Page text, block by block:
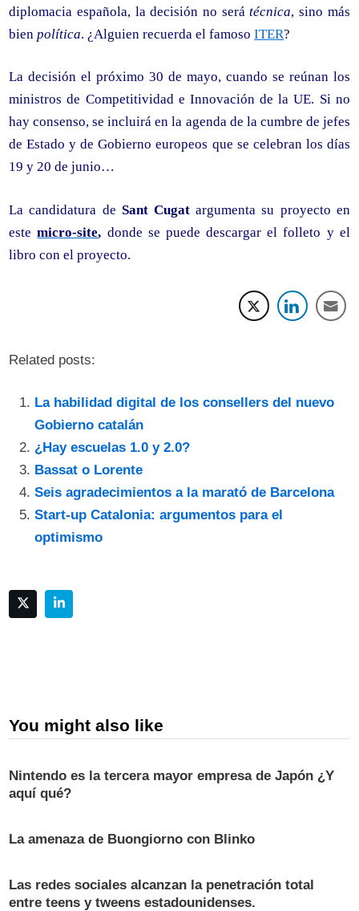
diplomacia española, la decisión no serátécnica, sino más
bienpolítica. ¿Alguien recuerda el famosoITER?
La decisión el próximo 30 de mayo, cuando se reúnan los
ministros de Competitividad e Innovación de la UE. Si no
hay consenso, se incluirá en la agenda de la cumbre de jefes
de Estado y de Gobierno europeos que se celebran los días
19 y 20 de junio…
La candidatura de Sant Cugat argumenta su proyecto en
estemicro-site, donde se puede descargar el folleto y el
libro con el proyecto.
Related posts:
La habilidad digital de los consellers del nuevo
Gobierno catalán
¿Hay escuelas 1.0 y 2.0?
Bassat o Lorente
Seis agradecimientos a la marató de Barcelona
Start-up Catalonia: argumentos para el
optimismo
You might also like
Nintendo es la tercera mayor empresa de Japón ¿Y
aquí qué?
La amenaza de Buongiorno con Blinko
Las redes sociales alcanzan la penetración total
entre teens y tweens estadounidenses.